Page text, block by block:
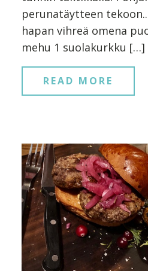
perunatäytteen
hapan vihreä omena
mehu 1 suolakurkku […]
READ MORE